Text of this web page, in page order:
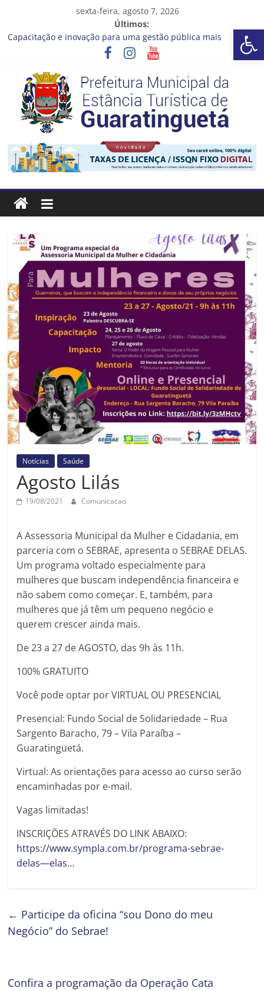
Barra de Ferramentas Aberta
sexta-feira, agosto 7, 2026
Últimos:
Capacitação e inovação para uma gestão pública mais
Seu próximo emprego pode estar mais perto do que você
imagina
Novo curso no Qualifica Guará
Prefeitura de Guaratinguetá divulga novo cronograma dos
editais da PNAB
Guaratinguetá realizará ação de vacinação contra a Febre
Amarela na região da Rocinha
Prefeitura
Estância
Turística
Guaratinguetá
Prefeitura
Estância
Turística
Guaratinguetá
Notícias Saúde
Agosto Lilás
19/08/2021 Comunicacao
A Assessoria Municipal da Mulher e Cidadania, em
parceria com o SEBRAE, apresenta o SEBRAE DELAS.
Um programa voltado especialmente para
mulheres que buscam independência financeira e
não sabem como começar. E, também, para
mulheres que já têm um pequeno negócio e
querem crescer ainda mais.
De 23 a 27 de AGOSTO, das 9h às 11h.
100% GRATUITO
Você pode optar por VIRTUAL OU PRESENCIAL
Presencial: Fundo Social de Solidariedade – Rua
Sargento Baracho, 79 – Vila Paraíba –
Guaratinguetá.
Virtual: As orientações para acesso ao curso serão
encaminhadas por e-mail.
Vagas limitadas!
INSCRIÇÕES ATRAVÉS DO LINK ABAIXO:
https://www.sympla.com.br/programa-sebrae-
delas—elas…
← Participe da oficina “sou Dono do meu
Negócio” do Sebrae!
Confira a programação da Operação Cata